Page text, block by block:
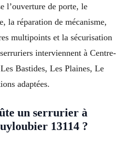
l’ouverture de porte, le
la réparation de mécanisme,
multipoints et la sécurisation
interviennent à Centre-
Bastides, Les Plaines, Le
adaptées.
un serrurier à
13114 ?